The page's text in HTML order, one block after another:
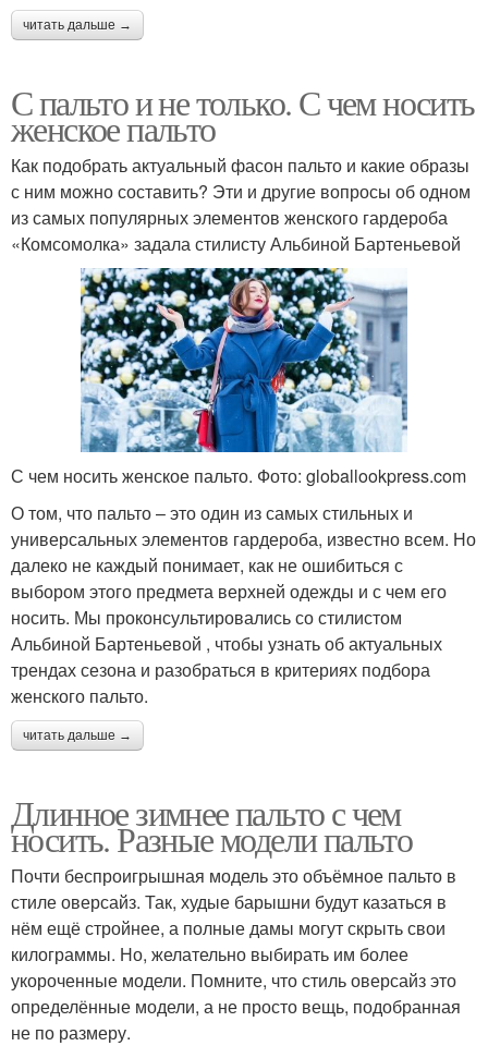
читать дальше →
С пальто и не только. С чем носить
женское пальто
Как подобрать актуальный фасон пальто и какие образы
с ним можно составить? Эти и другие вопросы об одном
из самых популярных элементов женского гардероба
«Комсомолка» задала стилисту Альбиной Бартеньевой
С чем носить женское пальто. Фото: globallookpress.com
О том, что пальто – это один из самых стильных и
универсальных элементов гардероба, известно всем. Но
далеко не каждый понимает, как не ошибиться с
выбором этого предмета верхней одежды и с чем его
носить. Мы проконсультировались со стилистом
Альбиной Бартеньевой , чтобы узнать об актуальных
трендах сезона и разобраться в критериях подбора
женского пальто.
читать дальше →
Длинное зимнее пальто с чем
носить. Разные модели пальто
Почти беспроигрышная модель это объёмное пальто в
стиле оверсайз. Так, худые барышни будут казаться в
нём ещё стройнее, а полные дамы могут скрыть свои
килограммы. Но, желательно выбирать им более
укороченные модели. Помните, что стиль оверсайз это
определённые модели, а не просто вещь, подобранная
не по размеру.